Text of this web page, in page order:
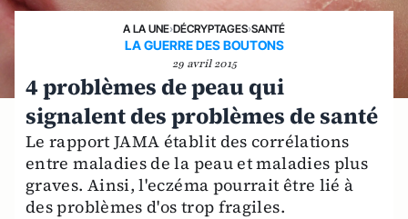
A LA UNE›DÉCRYPTAGES›SANTÉ
LA GUERRE DES BOUTONS
29 avril 2015
4 problèmes de peau qui
signalent des problèmes de santé
Le rapport JAMA établit des corrélations
entre maladies de la peau et maladies plus
graves. Ainsi, l'eczéma pourrait être lié à
des problèmes d'os trop fragiles.